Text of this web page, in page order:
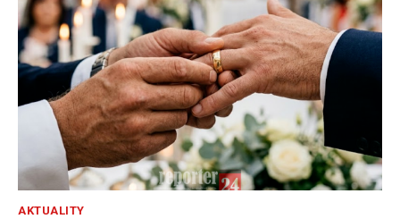
AKTUALITY